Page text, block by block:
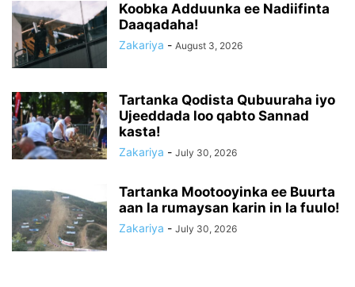
Koobka Adduunka ee Nadiifinta
Daaqadaha!
Zakariya - August 3, 2026
Tartanka Qodista Qubuuraha iyo
Ujeeddada loo qabto Sannad
kasta!
Zakariya - July 30, 2026
Tartanka Mootooyinka ee Buurta
aan la rumaysan karin in la fuulo!
Zakariya - July 30, 2026